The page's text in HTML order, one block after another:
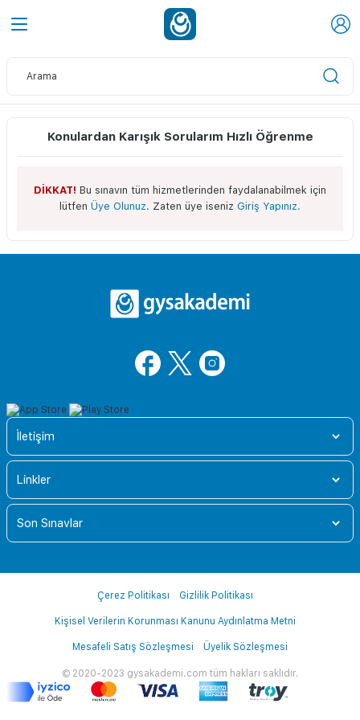
Konulardan Karışık Sorularım Hızlı Öğrenme
DİKKAT! Bu sınavın tüm hizmetlerinden faydalanabilmek için
lütfen Üye Olunuz. Zaten üye iseniz Giriş Yapınız.
İletişim
Linkler
Son Sınavlar
© 2020-2023 gysakademi.com tüm hakları saklıdır.
Çerez Politikası Gizlilik Politikası
Kişisel Verilerin Korunması Kanunu Aydınlatma Metni
Mesafeli Satış Sözleşmesi Üyelik Sözleşmesi